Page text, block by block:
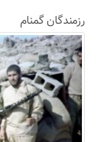
رزمندگان گمنام